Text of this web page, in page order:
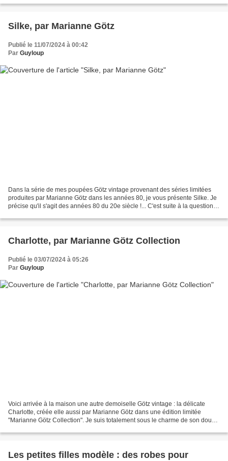
Silke, par Marianne Götz
Publié le 11/07/2024 à 00:42
Par Guyloup
Dans la série de mes poupées Götz vintage provenant des séries limitées
produites par Marianne Götz dans les années 80, je vous présente Silke. Je
précise qu'il s'agit des années 80 du 20e siècle !... C'est suite à la question
Charlotte, par Marianne Götz Collection
Publié le 03/07/2024 à 05:26
Par Guyloup
Voici arrivée à la maison une autre demoiselle Götz vintage : la délicate
Charlotte, créée elle aussi par Marianne Götz dans une édition limitée
"Marianne Götz Collection". Je suis totalement sous le charme de son doux
Les petites filles modèle : des robes pour